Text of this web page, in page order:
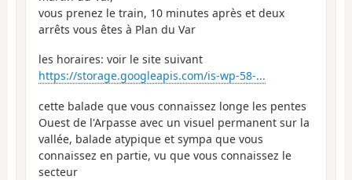
vous prenez le train, 10 minutes après et deux
arrêts vous êtes à Plan du Var
les horaires: voir le site suivant
https://storage.googleapis.com/is-wp-58-...
cette balade que vous connaissez longe les pentes
Ouest de l'Arpasse avec un visuel permanent sur la
vallée, balade atypique et sympa que vous
connaissez en partie, vu que vous connaissez le
secteur